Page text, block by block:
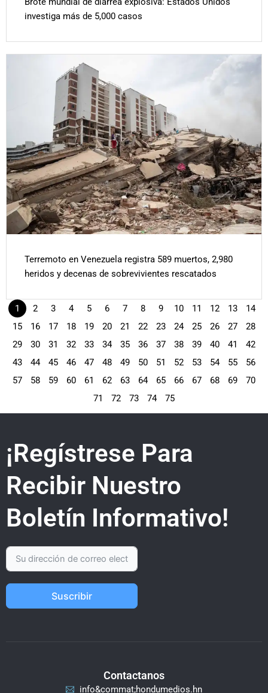
investiga más de 5,000 casos
Terremoto en Venezuela registra 589 muertos, 2,980
heridos y decenas de sobrevivientes rescatados
1 2 3 4 5 6 7 8 9 10 11 12 13
14
15
16 17 18 19 20 21 22 23 24 25 26 27
28
29
30 31 32 33 34 35 36 37 38 39 40 41
42
43
44 45 46 47 48 49 50 51 52 53 54 55
56
57
58 59 60 61 62 63 64 65 66 67 68 69
70
71
72 73 74 75
¡Regístrese Para
Recibir Nuestro
Boletín Informativo!
Suscribir
Contactanos
info&commat;hondumedios.hn